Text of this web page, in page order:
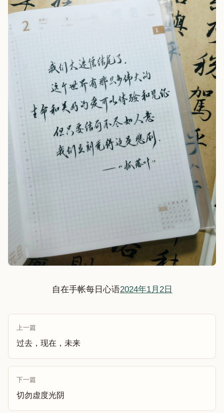
自在手帐每日心语2024年1月2日
上一篇
过去，现在，未来
下一篇
切勿虚度光阴